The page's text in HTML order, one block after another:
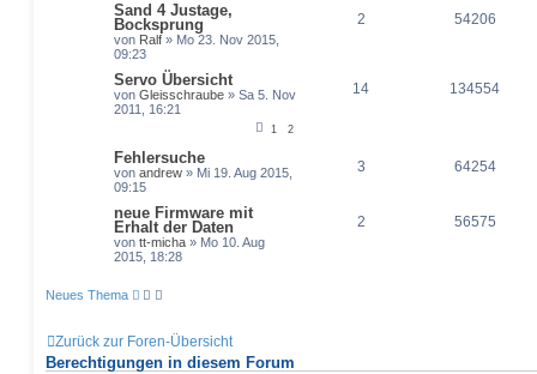
Sand 4 Justage,
Bocksprung
von Ralf » Mo 23. Nov 2015,
09:23
2 54206
Servo Übersicht
von Gleisschraube » Sa 5. Nov
2011, 16:21
1 2
14 134554
Fehlersuche
von andrew » Mi 19. Aug 2015,
09:15
3 64254
neue Firmware mit
Erhalt der Daten
von tt-micha » Mo 10. Aug
2015, 18:28
2 56575
Neues Thema
Zurück zur Foren-Übersicht
Berechtigungen in diesem Forum